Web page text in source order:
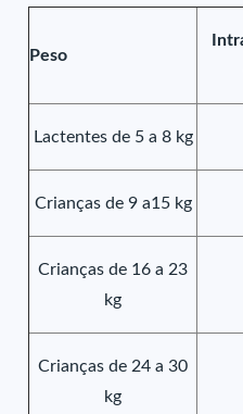
Peso
Lactentes de 5 a 8 kg
Crianças de 9 a15 kg
Crianças de 16 a 23
kg
Crianças de 24 a 30
kg